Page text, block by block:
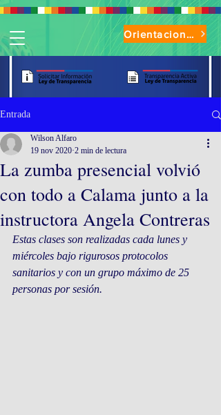
Orientaciones de Uso Parque Oasis
Entrada
La zumba presencial volvió
con todo a Calama junto a la
instructora Angela Contreras
Wilson Alfaro
19 nov 2020 2 min de lectura
Estas clases son realizadas cada lunes y
miércoles bajo rigurosos protocolos
sanitarios y con un grupo máximo de 25
personas por sesión.